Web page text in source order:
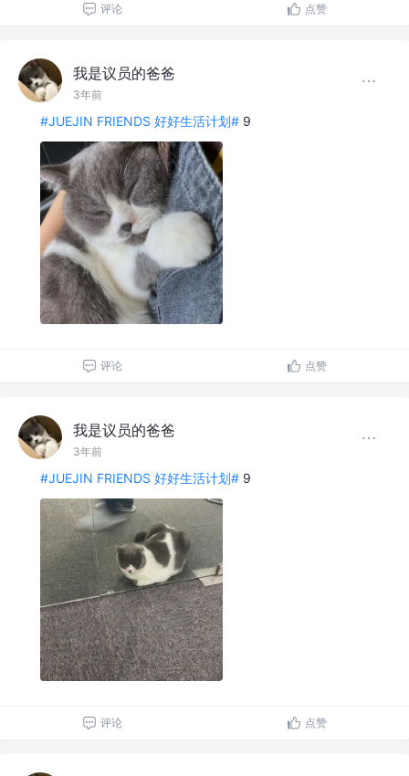
评论 点赞
我是议员的爸爸
3年前
#JUEJIN FRIENDS 好好生活计划# 9
评论 点赞
我是议员的爸爸
3年前
#JUEJIN FRIENDS 好好生活计划# 9
评论 点赞